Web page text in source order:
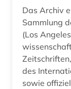
Das Archiv
Sammlung
(Los
des
sowie